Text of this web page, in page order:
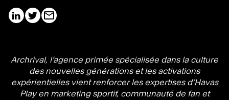
Archrival, l’agence primée spécialisée dans la culture
des nouvelles générations et les activations
expérientielles vient renforcer les expertises d’Havas
Play en marketing sportif, communauté de fan et